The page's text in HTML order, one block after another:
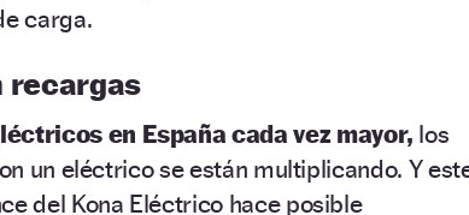
carga.
recargas
en España cada vez mayor, los
un eléctrico se están multiplicando. Y
del Kona Eléctrico hace posible